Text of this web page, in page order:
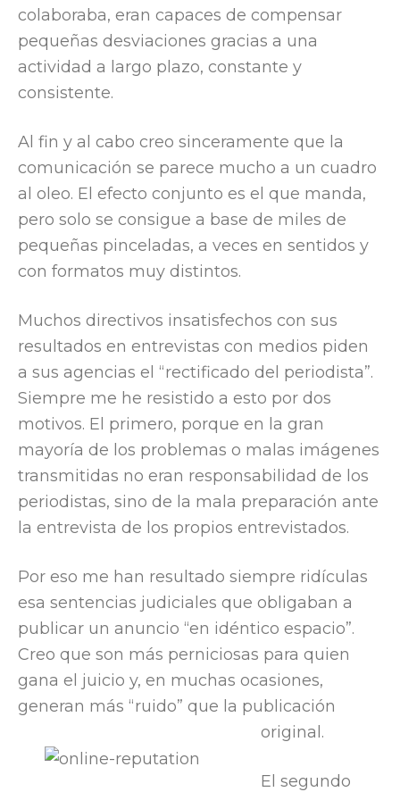
colaboraba, eran capaces de compensar
pequeñas desviaciones gracias a una
actividad a largo plazo, constante y
consistente.
Al fin y al cabo creo sinceramente que la
comunicación se parece mucho a un cuadro
al oleo. El efecto conjunto es el que manda,
pero solo se consigue a base de miles de
pequeñas pinceladas, a veces en sentidos y
con formatos muy distintos.
Muchos directivos insatisfechos con sus
resultados en entrevistas con medios piden
a sus agencias el “rectificado del periodista”.
Siempre me he resistido a esto por dos
motivos. El primero, porque en la gran
mayoría de los problemas o malas imágenes
transmitidas no eran responsabilidad de los
periodistas, sino de la mala preparación ante
la entrevista de los propios entrevistados.
Por eso me han resultado siempre ridículas
esa sentencias judiciales que obligaban a
publicar un anuncio “en idéntico espacio”.
Creo que son más perniciosas para quien
gana el juicio y, en muchas ocasiones,
generan más “ruido” que la publicación
original.
El segundo